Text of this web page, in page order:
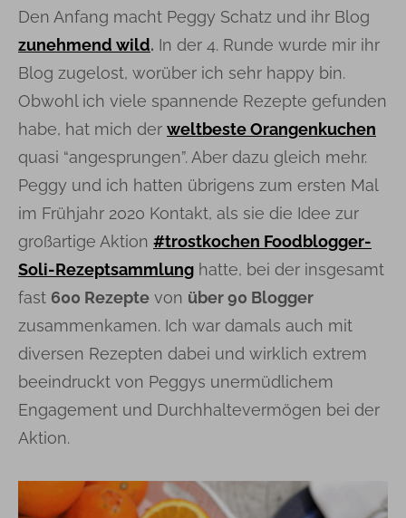
Den Anfang macht Peggy Schatz und ihr Blog
zunehmend wild. In der 4. Runde wurde mir ihr
Blog zugelost, worüber ich sehr happy bin.
Obwohl ich viele spannende Rezepte gefunden
habe, hat mich der weltbeste Orangenkuchen
quasi “angesprungen”. Aber dazu gleich mehr.
Peggy und ich hatten übrigens zum ersten Mal
im Frühjahr 2020 Kontakt, als sie die Idee zur
großartige Aktion #trostkochen Foodblogger-
Soli-Rezeptsammlung hatte, bei der insgesamt
fast 600 Rezepte von über 90 Blogger
zusammenkamen. Ich war damals auch mit
diversen Rezepten dabei und wirklich extrem
beeindruckt von Peggys unermüdlichem
Engagement und Durchhaltevermögen bei der
Aktion.